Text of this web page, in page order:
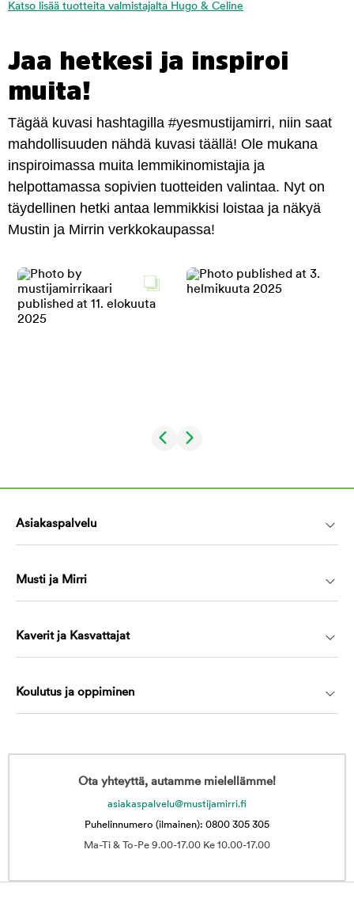
Katso lisää tuotteita valmistajalta Hugo & Celine
Jaa hetkesi ja inspiroi
muita!
Tägää kuvasi hashtagilla #yesmustijamirri, niin saat
mahdollisuuden nähdä kuvasi täällä! Ole mukana
inspiroimassa muita lemmikinomistajia ja
helpottamassa sopivien tuotteiden valintaa. Nyt on
täydellinen hetki antaa lemmikkisi loistaa ja näkyä
Mustin ja Mirrin verkkokaupassa!
Asiakaspalvelu
Musti ja Mirri
Kaverit ja Kasvattajat
Koulutus ja oppiminen
Ota yhteyttä, autamme mielellämme!
asiakaspalvelu@mustijamirri.fi
Puhelinnumero (ilmainen): 0800 305 305
Ma-Ti & To-Pe 9.00-17.00 Ke 10.00-17.00